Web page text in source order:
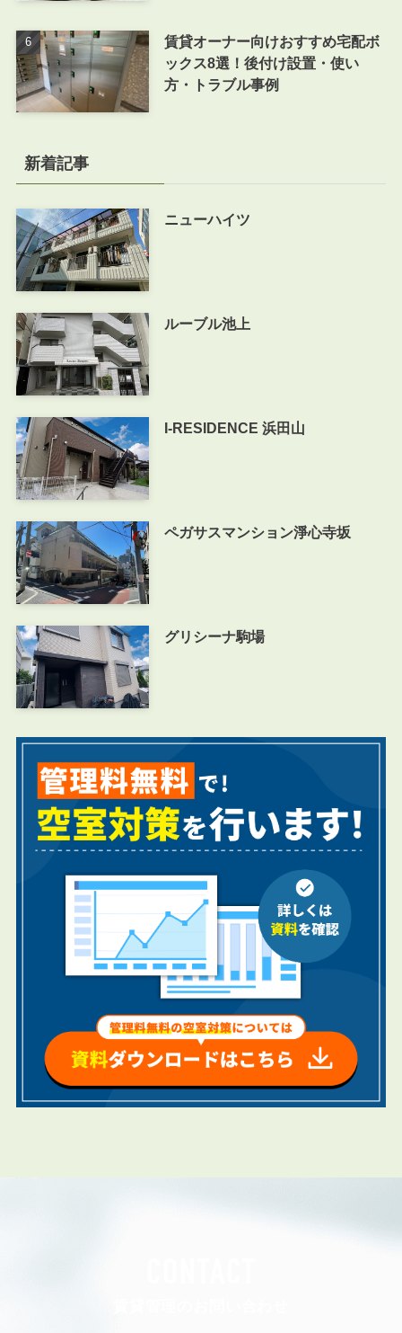
賃貸オーナー向けおすすめ宅配ボ
ックス8選！後付け設置・使い
方・トラブル事例
新着記事
ニューハイツ
ルーブル池上
I-RESIDENCE 浜田山
ペガサスマンション淨心寺坂
グリシーナ駒場